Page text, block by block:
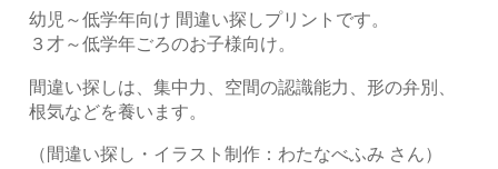
幼児～低学年向け 間違い探しプリントです。
３才～低学年ごろのお子様向け。
間違い探しは、集中力、空間の認識能力、形の弁別、
根気などを養います。
（間違い探し・イラスト制作：わたなべふみ さん）